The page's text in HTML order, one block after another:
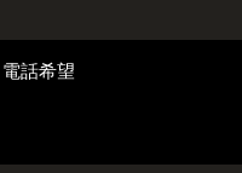
電話希望